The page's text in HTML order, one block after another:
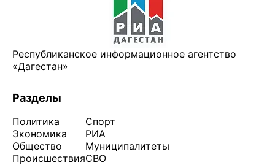
Республиканское информационное агентство
«Дагестан»
Разделы
Политика
Экономика
Общество
Происшествия
Спорт
РИА
Муниципалитеты
СВО